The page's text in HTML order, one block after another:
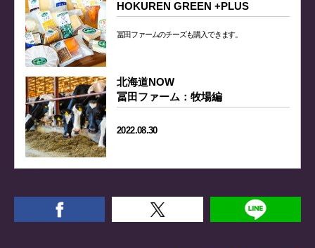
HOKUREN GREEN +PLUS
冨田ファームのチーズも購入できます。
北海道NOW
冨田ファーム：牧場編
2022.08.30